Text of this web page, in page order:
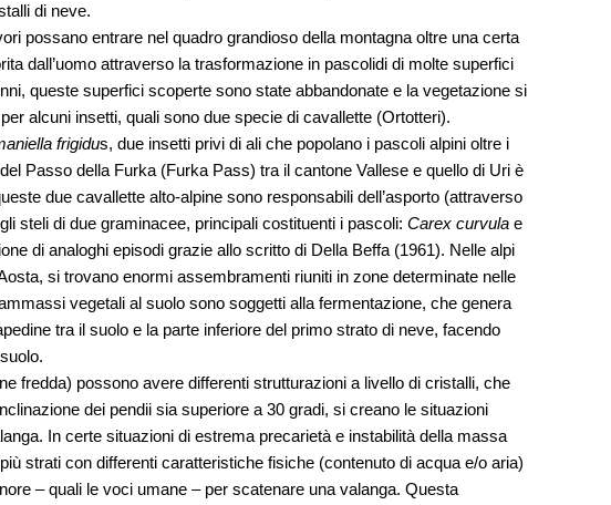
di neve.
possano entrare nel quadro grandioso della montagna oltre una certa
dall’uomo attraverso la trasformazione in pascolidi di molte superfici
queste superfici scoperte sono state abbandonate e la vegetazione si
alcuni insetti, quali sono due specie di cavallette (Ortotteri).
frigidus, due insetti privi di ali che popolano i pascoli alpini oltre i
Passo della Furka (Furka Pass) tra il cantone Vallese e quello di Uri è
due cavallette alto-alpine sono responsabili dell’asporto (attraverso
steli di due graminacee, principali costituenti i pascoli: Carex curvula e
di analoghi episodi grazie allo scritto di Della Beffa (1961). Nelle alpi
si trovano enormi assembramenti riuniti in zone determinate nelle
vegetali al suolo sono soggetti alla fermentazione, che genera
tra il suolo e la parte inferiore del primo strato di neve, facendo
fredda) possono avere differenti strutturazioni a livello di cristalli, che
dei pendii sia superiore a 30 gradi, si creano le situazioni
In certe situazioni di estrema precarietà e instabilità della massa
strati con differenti caratteristiche fisiche (contenuto di acqua e/o aria)
– quali le voci umane – per scatenare una valanga. Questa